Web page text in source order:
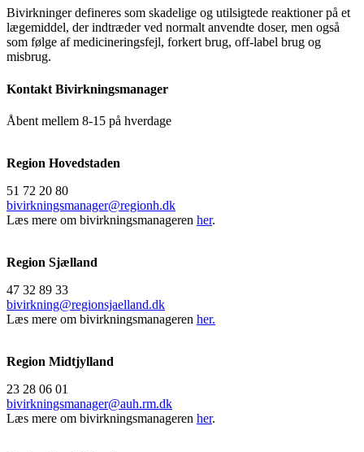
Bivirkninger defineres som skadelige og utilsigtede reaktioner på et
lægemiddel, der indtræder ved normalt anvendte doser, men også
som følge af medicineringsfejl, forkert brug, off-label brug og
misbrug.
Kontakt Bivirkningsmanager
Åbent mellem 8-15 på hverdage
Region Hovedstaden
51 72 20 80
bivirkningsmanager@regionh.dk
Læs mere om bivirkningsmanageren her.
Region Sjælland
47 32 89 33
bivirkning@regionsjaelland.dk
Læs mere om bivirkningsmanageren her.
Region Midtjylland
23 28 06 01
bivirkningsmanager@auh.rm.dk
Læs mere om bivirkningsmanageren her.